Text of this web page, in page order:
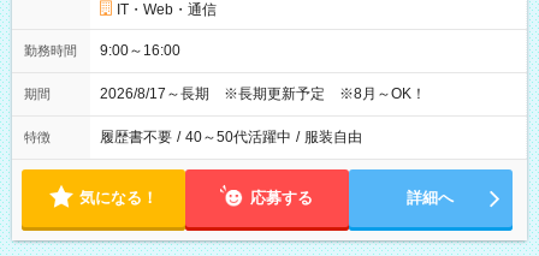
IT・Web・通信
勤務時間 9:00～16:00
期間 2026/8/17～長期 ※長期更新予定 ※8月～OK！
特徴 履歴書不要 / 40～50代活躍中 / 服装自由
気になる！ 応募する 詳細へ